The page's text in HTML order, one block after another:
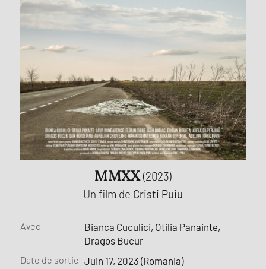
MMXX (2023)
Un film de Cristi Puiu
Avec
Bianca Cuculici, Otilia Panainte,
Dragos Bucur
Date de sortie Juin 17, 2023 (Romania)